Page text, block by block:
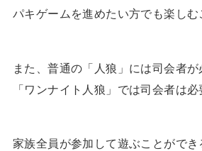
パキゲームを進めたい方でも楽しむ
また、普通の「人狼」には司会者
「ワンナイト人狼」では司会者は必
家族全員が参加して遊ぶことができ